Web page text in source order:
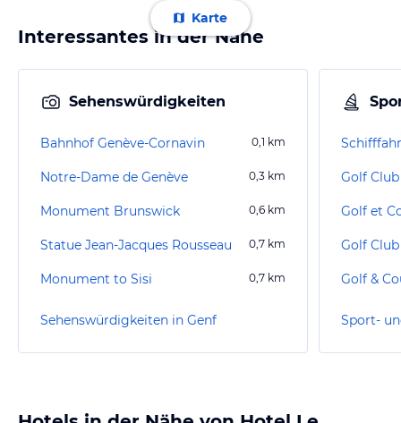
Karte
Interessantes in der Nähe
Sehenswürdigkeiten
Bahnhof Genève-Cornavin 0,1 km
Notre-Dame de Genève 0,3 km
Monument Brunswick 0,6 km
Statue Jean-Jacques Rousseau 0,7 km
Monument to Sisi 0,7 km
Sehenswürdigkeiten in Genf
Golf
Golf et
Golf
Sport-